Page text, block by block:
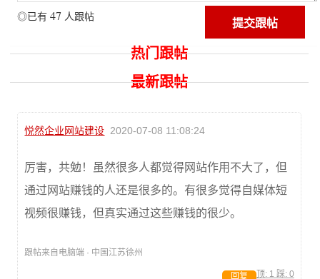
◎已有 47 人跟帖
热门跟帖
最新跟帖
悦然企业网站建设 2020-07-08 11:08:24
厉害，共勉！虽然很多人都觉得网站作用不大了，但
通过网站赚钱的人还是很多的。有很多觉得自媒体短
视频很赚钱，但真实通过这些赚钱的很少。
跟帖来自电脑端 · 中国江苏徐州
顶: 1 踩: 0
回复